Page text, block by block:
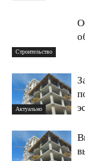
Строительство
Актуально